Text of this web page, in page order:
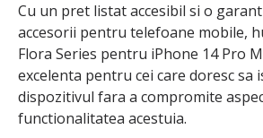
Cu un pret listat accesibil si o
accesorii pentru telefoane mobile,
Flora Series pentru iPhone 14 Pro
excelenta pentru cei care doresc sa
dispozitivul fara a compromite
functionalitatea acestuia.